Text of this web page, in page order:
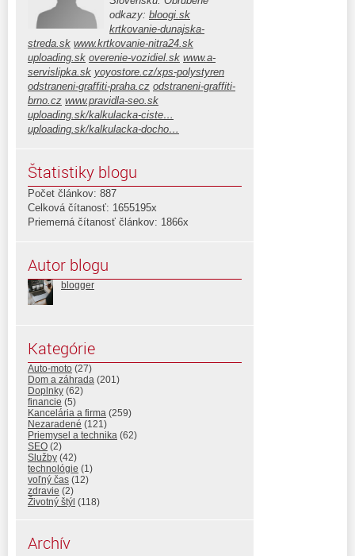
odkazy: bloogi.sk
krtkovanie-dunajska-
streda.sk www.krtkovanie-nitra24.sk
uploading.sk overenie-vozidiel.sk www.a-
servislipka.sk yoyostore.cz/xps-polystyren
odstraneni-graffiti-praha.cz odstraneni-graffiti-
brno.cz www.pravidla-seo.sk
uploading.sk/kalkulacka-ciste…
uploading.sk/kalkulacka-docho…
Štatistiky blogu
Počet článkov: 887
Celková čítanosť: 1655195x
Priemerná čítanosť článkov: 1866x
Autor blogu
blogger
Kategórie
Auto-moto (27)
Dom a záhrada (201)
Doplnky (62)
financie (5)
Kancelária a firma (259)
Nezaradené (121)
Priemysel a technika (62)
SEO (2)
Služby (42)
technológie (1)
voľný čas (12)
zdravie (2)
Životný štýl (118)
Archív